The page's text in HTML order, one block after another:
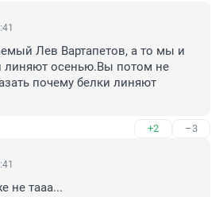
Лев Вартапетов, а то мы и
линяют осенью.Вы потом не
почему белки линяют
+2 –3
не тааа...